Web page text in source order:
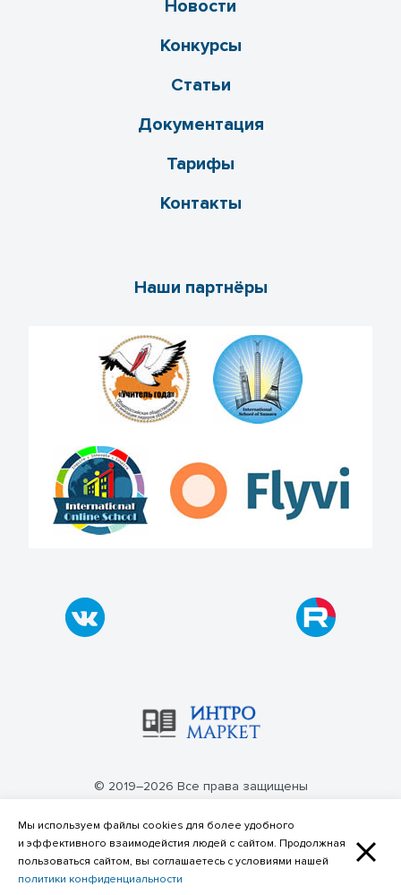
Новости
Конкурсы
Статьи
Документация
Тарифы
Контакты
Наши партнёры
© 2019–2026 Все права защищены
Политика конфиденциальности
Мы используем файлы cookies для более удобного
и эффективного взаимодейстия людей с сайтом. Продолжная
пользоваться сайтом, вы соглашаетесь с условиями нашей
политики конфиденциальности